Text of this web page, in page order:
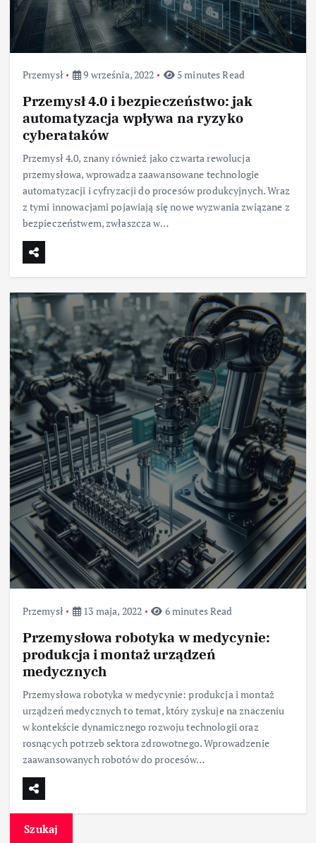
Przemysł 9 września, 2022 5 minutes Read
Przemysł 4.0 i bezpieczeństwo: jak
automatyzacja wpływa na ryzyko
cyberataków
Przemysł 4.0, znany również jako czwarta rewolucja
przemysłowa, wprowadza zaawansowane technologie
automatyzacji i cyfryzacji do procesów produkcyjnych. Wraz
z tymi innowacjami pojawiają się nowe wyzwania związane z
bezpieczeństwem, zwłaszcza w…
Przemysł 13 maja, 2022 6 minutes Read
Przemysłowa robotyka w medycynie:
produkcja i montaż urządzeń
medycznych
Przemysłowa robotyka w medycynie: produkcja i montaż
urządzeń medycznych to temat, który zyskuje na znaczeniu
w kontekście dynamicznego rozwoju technologii oraz
rosnących potrzeb sektora zdrowotnego. Wprowadzenie
zaawansowanych robotów do procesów…
Szukaj